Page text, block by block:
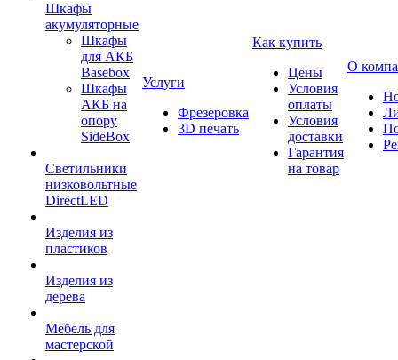
Шкафы
акумуляторные
Шкафы
для АКБ
Basebox
Шкафы
АКБ на
опору
SideBox
Светильники
низковольтные
DirectLED
Изделия из
пластиков
Изделия из
дерева
Мебель для
мастерской
Услуги
Фрезеровка
3D печать
Как купить
Цены
Условия
оплаты
Условия
доставки
Гарантия
на товар
О